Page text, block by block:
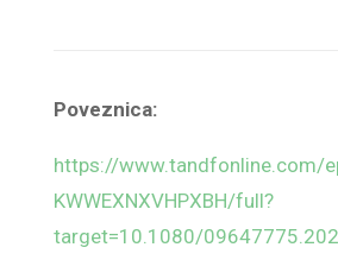
Poveznica:
https://www.tandfonline.com/
KWWEXNXVHPXBH/full?
target=10.1080/